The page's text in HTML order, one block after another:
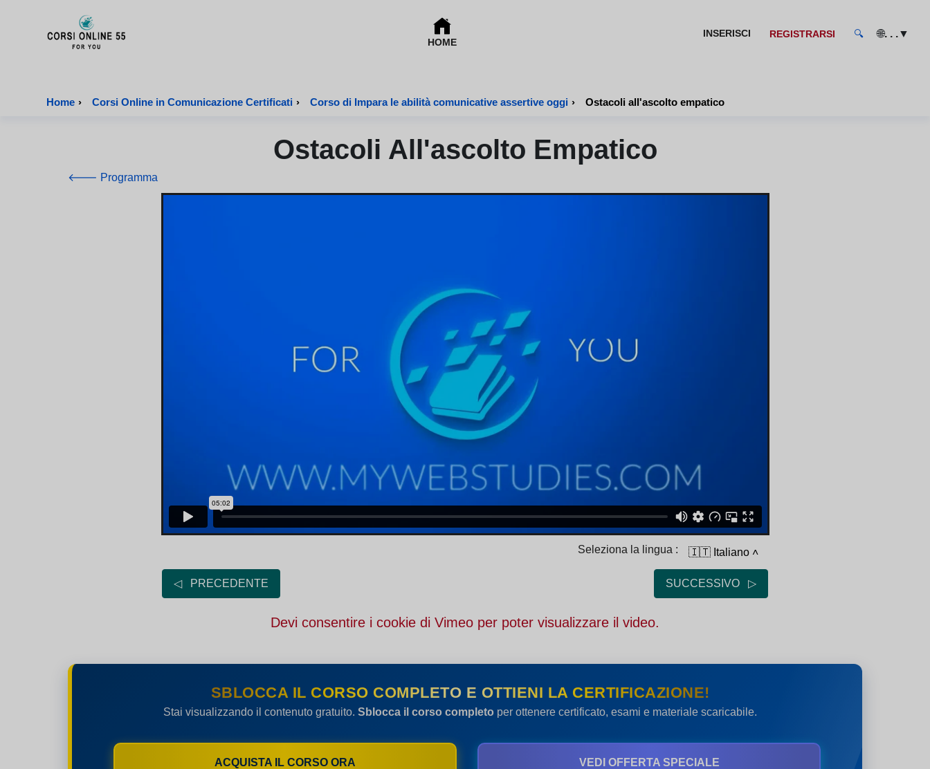
HOME
INSERISCI REGISTRARSI 🔍 🌐. . .▼
Home › Corsi Online in Comunicazione Certificati › Corso di Impara le abilità comunicative assertive oggi › Ostacoli all'ascolto empatico
Ostacoli All'ascolto Empatico
🡐 Programma
Seleziona la lingua : 🇮🇹 Italiano ˄
◁ PRECEDENTE SUCCESSIVO ▷
Devi consentire i cookie di Vimeo per poter visualizzare il video.
SBLOCCA IL CORSO COMPLETO E OTTIENI LA CERTIFICAZIONE!
Stai visualizzando il contenuto gratuito. Sblocca il corso completo per ottenere certificato, esami e materiale scaricabile.
ACQUISTA IL CORSO ORA VEDI OFFERTA SPECIALE